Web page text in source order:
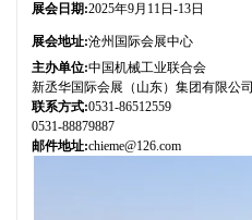
展会日期:2025年9月11日-13日
展会地址:沧州国际会展中心
主办单位:中国机械工业联合会
新丞华国际会展（山东）集团有限公司
联系方式:0531-86512559
0531-88879887
邮件地址:chieme@126.com